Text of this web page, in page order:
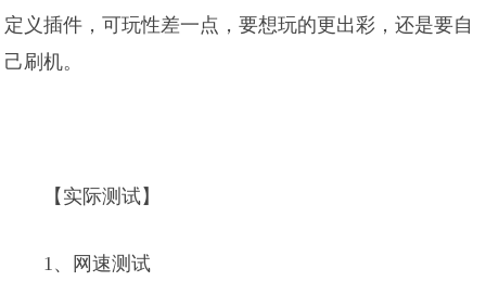
定义插件，可玩性差一点，要想玩的更出彩，还是要自
己刷机。
【实际测试】
1、网速测试